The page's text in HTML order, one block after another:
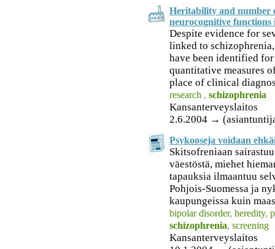
Heritability and number
neurocognitive
Despite evidence for
linked to
have been identified
quantitative measures
place of clinical
research , schizophrenia
Kansanterveyslaitos
2.6.2004 →
Psykooseja voidaan
Skitsofreniaan
väestöstä, miehet
tapauksia ilmaantuu
Pohjois-Suomessa ja
kaupungeissa kuin
bipolar disorder, heredity,
schizophrenia, screening
Kansanterveyslaitos